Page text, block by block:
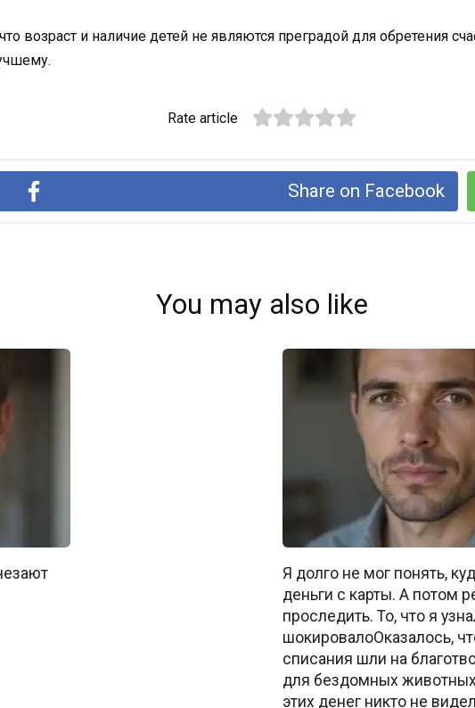
возраст и наличие детей не являются преградой для обретения
Rate article
Share on Facebook
You may also like
Я долго не мог понять,
деньги с карты. А потом
проследить. То, что я
шокировалоОказалось,
списания шли на
для бездомных
этих денег никто не